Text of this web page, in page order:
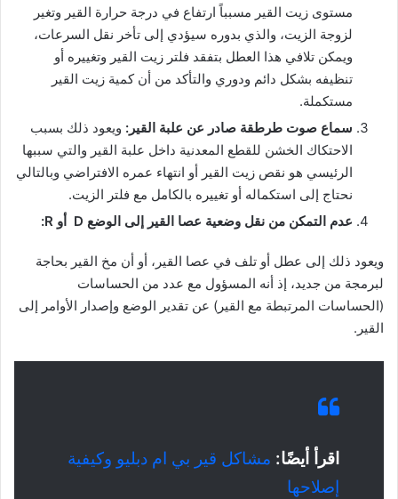
مستوى زيت القير مسبباً ارتفاع في درجة حرارة القير وتغير
لزوجة الزيت، والذي بدوره سيؤدي إلى تأخر نقل السرعات،
ويمكن تلافي هذا العطل بتفقد فلتر زيت القير وتغييره أو
تنظيفه بشكل دائم ودوري والتأكد من أن كمية زيت القير
مستكملة.
سماع صوت طرطقة صادر عن علبة القير: ويعود ذلك بسبب
الاحتكاك الخشن للقطع المعدنية داخل علبة القير والتي سببها
الرئيسي هو نقص زيت القير أو انتهاء عمره الافتراضي وبالتالي
نحتاج إلى استكماله أو تغييره بالكامل مع فلتر الزيت.
عدم التمكن من نقل وضعية عصا القير إلى الوضع D أو R:
ويعود ذلك إلى عطل أو تلف في عصا القير، أو أن مخ القير بحاجة
لبرمجة من جديد، إذ أنه المسؤول مع عدد من الحساسات
(الحساسات المرتبطة مع القير) عن تقدير الوضع وإصدار الأوامر إلى
القير.
اقرأ أيضًا: مشاكل قير بي ام دبليو وكيفية
إصلاحها